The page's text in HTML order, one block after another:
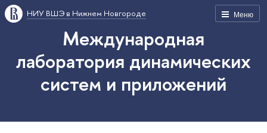
Меню
НИУ ВШЭ в Нижнем Новгороде
Международная
лаборатория динамических
систем и приложений